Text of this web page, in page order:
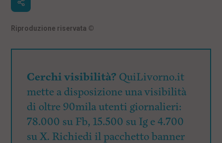
Riproduzione riservata ©
Cerchi visibilità? QuiLivorno.it
mette a disposizione una visibilità
di oltre 90mila utenti giornalieri:
78.000 su Fb, 15.500 su Ig e 4.700
su X. Richiedi il pacchetto banner